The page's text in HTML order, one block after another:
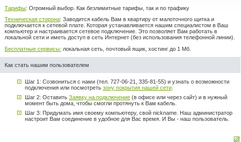
Тарифы: Огромный выбор. Как безлимитные тарифы, так и по трафику
Техническая сторона: Заводится кабель Вам в квартиру от малоточного щитка и
подключается к сетевой плате. Которая устанавливается нашим специалистом в Ваш
компьютер и настраивается сетевое подключение. Это позволяет Вам работать в
локальной сети и иметь доступ в сеть Интернет (без использования телефонной линии).
Бесплатные сервисы: локальная сеть, почтовый ящик, хостинг до 1 Мб.
Как стать нашим пользователем
Шаг 1: Созвониться с нами (тел. 727-06-21, 335-81-55) и узнать о возможности
подключения или посмотреть зону покрытия нашей сети
Шаг 2: Оставить Заявку на подключение (в офисе или через сайт) и в нужный
момент быть дома, чтобы смогли протянуть к Вам кабель.
Шаг 3: Придумать имя своему компьютеру, свой nickname. Наш администратор
настроит Вам соединение в удобное для Вас время. И Вы - наш пользователь.